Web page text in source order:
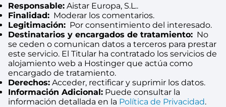
Responsable: Aistar Europa, S.L..
Finalidad: Moderar los comentarios.
Legitimación: Por consentimiento del interesado.
Destinatarios y encargados de tratamiento: No
se ceden o comunican datos a terceros para prestar
este servicio. El Titular ha contratado los servicios de
alojamiento web a Hostinger que actúa como
encargado de tratamiento.
Derechos: Acceder, rectificar y suprimir los datos.
Información Adicional: Puede consultar la
información detallada en la Política de Privacidad.